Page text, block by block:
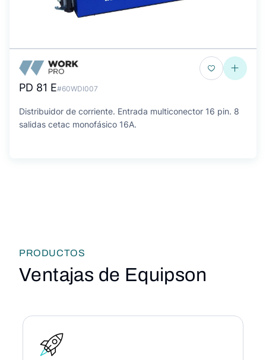
PD 81 E#60WDI007
Distribuidor de corriente. Entrada multiconector 16 pin. 8
salidas cetac monofásico 16A.
PRODUCTOS
Ventajas de Equipson